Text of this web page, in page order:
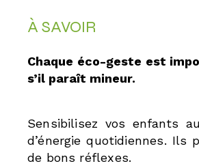
À SAVOIR
Chaque éco-geste est
s’il paraît mineur.
Sensibilisez vos enfants
d’énergie quotidiennes. Ils
de bons réflexes.